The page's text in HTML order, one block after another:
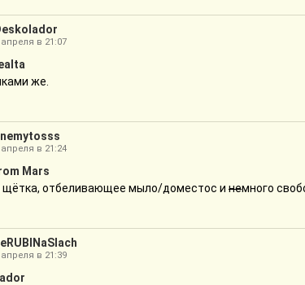
апреля в 21:07
же.
апреля в 21:24
Mars
щётка, отбеливающее мыло/доместос и немного
апреля в 21:39